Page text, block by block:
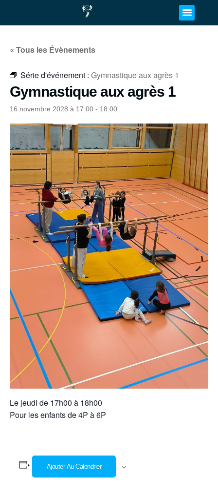
« Tous les Évènements
Série d'événement : Gymnastique aux agrès 1
Gymnastique aux agrès 1
16 novembre 2028 à 17:00 - 18:00
Le jeudi de 17h00 à 18h00
Pour les enfants de 4P à 6P
Ajouter Au Calendrier